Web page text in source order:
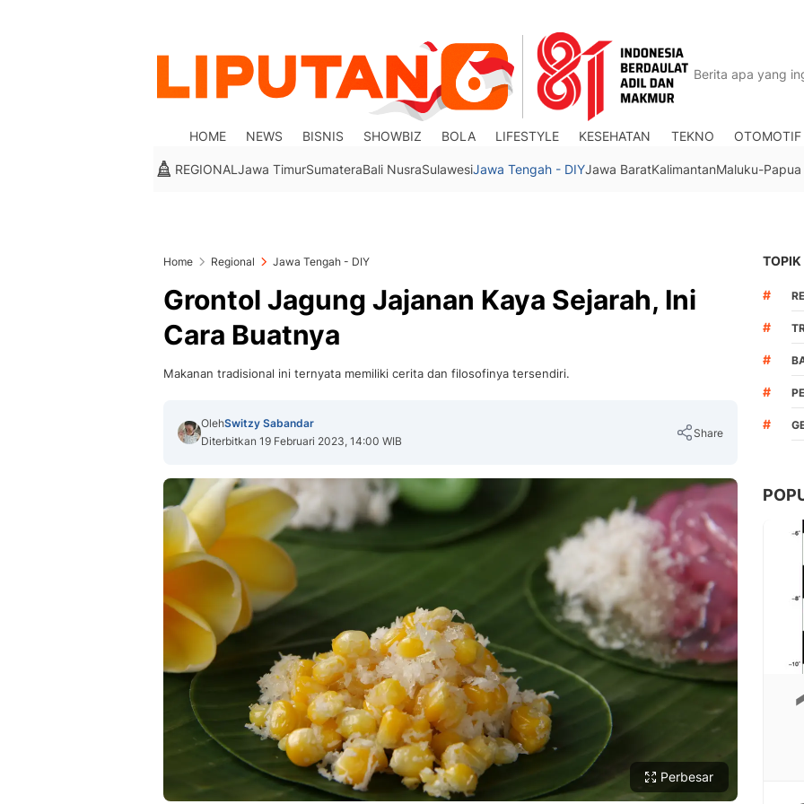
HOME NEWS BISNIS SHOWBIZ BOLA LIFESTYLE KESEHATAN TEKNO OTOMOTIF
REGIONAL Jawa TimurSumateraBali NusraSulawesiJawa Tengah - DIYJawa BaratKalimantanMaluku-Papua
Home Regional Jawa Tengah - DIY
Grontol Jagung Jajanan Kaya Sejarah, Ini
Cara Buatnya
Makanan tradisional ini ternyata memiliki cerita dan filosofinya tersendiri.
OlehSwitzy Sabandar
Diterbitkan 19 Februari 2023, 14:00 WIB
Share
Copy Link
Perbesar
TOPIK
#
#
#
#
#